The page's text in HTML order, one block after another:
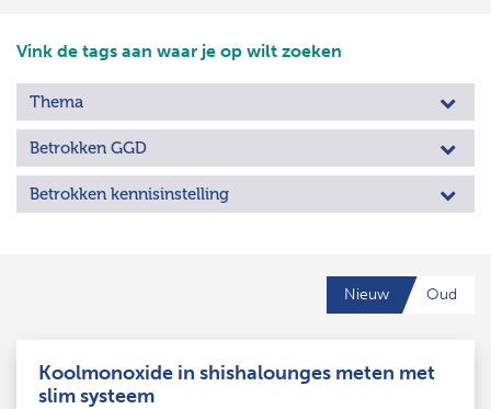
Vink de tags aan waar je op wilt zoeken
Thema
Betrokken GGD
Betrokken kennisinstelling
Nieuw Oud
Koolmonoxide in shishalounges meten met
slim systeem